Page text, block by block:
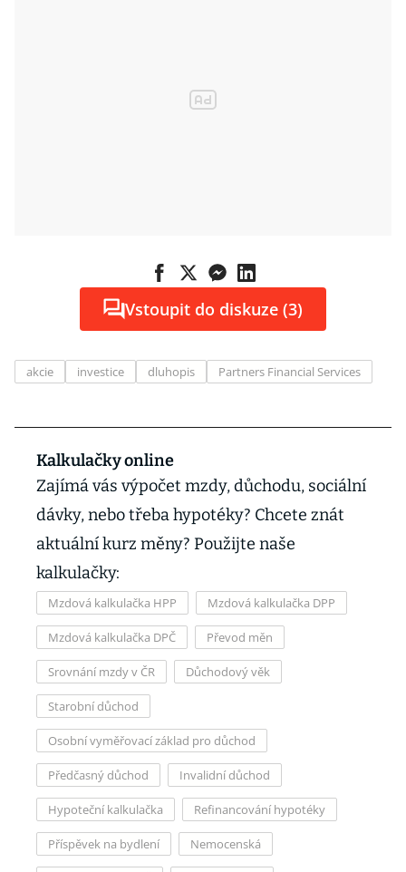
Vstoupit do diskuze (3)
akcie investice dluhopis Partners Financial Services
Kalkulačky online
Zajímá vás výpočet mzdy, důchodu, sociální
dávky, nebo třeba hypotéky? Chcete znát
aktuální kurz měny? Použijte naše
kalkulačky:
Mzdová kalkulačka HPP Mzdová kalkulačka DPP
Mzdová kalkulačka DPČ Převod měn
Srovnání mzdy v ČR Důchodový věk
Starobní důchod
Osobní vyměřovací základ pro důchod
Předčasný důchod Invalidní důchod
Hypoteční kalkulačka Refinancování hypotéky
Příspěvek na bydlení Nemocenská